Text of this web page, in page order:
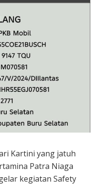
Kartini yang jatuh
Patra Niaga
kegiatan Safety